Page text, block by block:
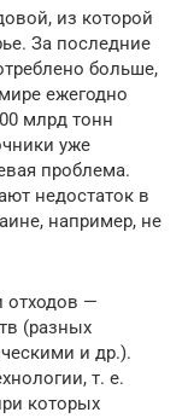
из которой
За последние
больше,
ежегодно
млрд тонн
уже
проблема.
недостаток в
например, не
отходов —
(разных
и др.).
т. е.
которых